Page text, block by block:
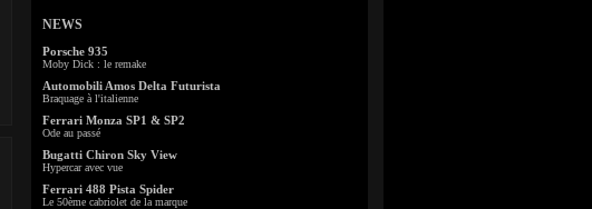
NEWS
Porsche 935
Moby Dick : le remake
Automobili Amos Delta Futurista
Braquage à l'italienne
Ferrari Monza SP1 & SP2
Ode au passé
Bugatti Chiron Sky View
Hypercar avec vue
Ferrari 488 Pista Spider
Le 50ème cabriolet de la marque